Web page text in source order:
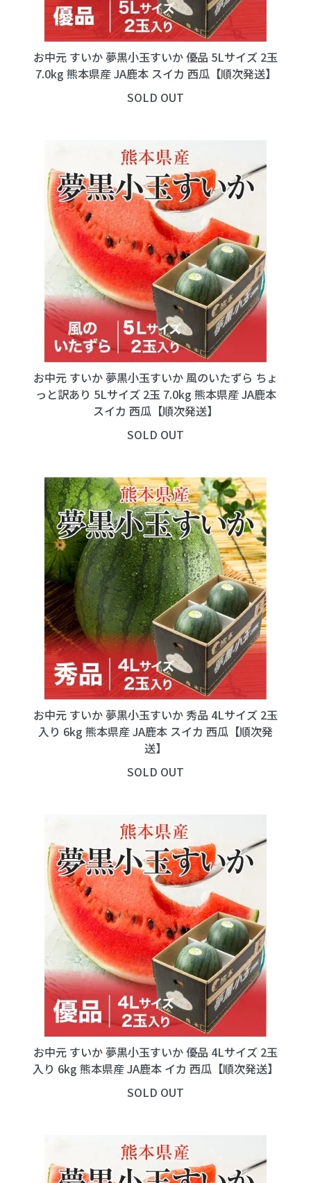
お中元 すいか 夢黒小玉すいか 優品 5Lサイズ 2玉
7.0kg 熊本県産 JA鹿本 スイカ 西瓜【順次発送】
SOLD OUT
お中元 すいか 夢黒小玉すいか 風のいたずら ちょ
っと訳あり 5Lサイズ 2玉 7.0kg 熊本県産 JA鹿本
スイカ 西瓜【順次発送】
SOLD OUT
お中元 すいか 夢黒小玉すいか 秀品 4Lサイズ 2玉
入り 6kg 熊本県産 JA鹿本 スイカ 西瓜【順次発
送】
SOLD OUT
お中元 すいか 夢黒小玉すいか 優品 4Lサイズ 2玉
入り 6kg 熊本県産 JA鹿本 イカ 西瓜【順次発送】
SOLD OUT